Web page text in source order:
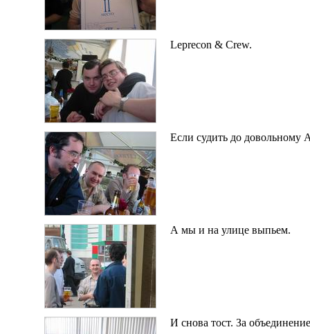
Leprecon & Crew.
Если судить до
А мы и на улице выпьем.
И снова тост. За